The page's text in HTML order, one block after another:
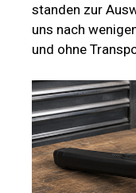
standen zur
uns nach
und ohne